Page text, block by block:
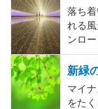
落ち
れる
ンロ
新緑
マイ
をた